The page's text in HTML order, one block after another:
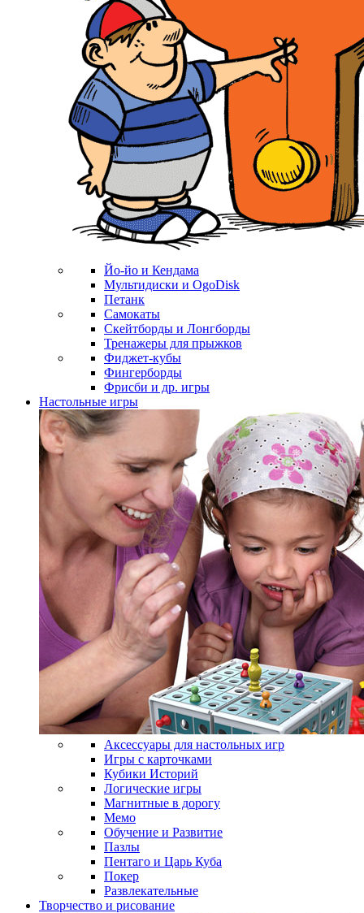
Йо-йо и Кендама
Мультидиски и OgoDisk
Петанк
Самокаты
Скейтборды и Лонгборды
Тренажеры для прыжков
Фиджет-кубы
Фингерборды
Фрисби и др. игры
Настольные игры
Аксессуары для настольных игр
Игры с карточками
Кубики Историй
Логические игры
Магнитные в дорогу
Мемо
Обучение и Развитие
Пазлы
Пентаго и Царь Куба
Покер
Развлекательные
Творчество и рисование